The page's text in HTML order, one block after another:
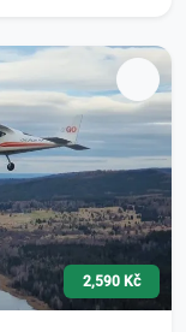
2,590 Kč